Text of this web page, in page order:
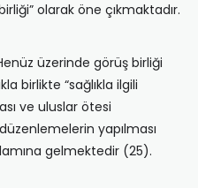
olarak öne çıkmaktadır.
üzerinde görüş birliği
birlikte “sağlıkla ilgili
ve uluslar ötesi
yapılması
gelmektedir (25).